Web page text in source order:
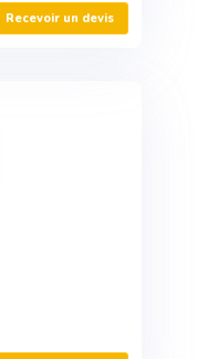
Recevoir un devis